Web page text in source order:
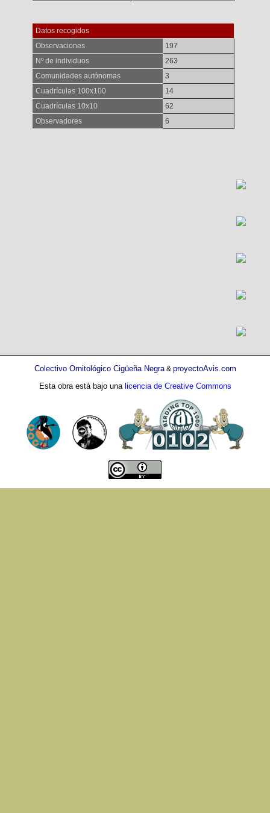
Datos recogidos
Observaciones
197
Nº de individuos
263
Comunidades autónomas
3
Cuadrículas 100x100
14
Cuadrículas 10x10
62
Observadores
6
Colectivo Ornitológico Cigüeña Negra& proyectoAvis.com
Esta obra está bajo una licencia de Creative Commons